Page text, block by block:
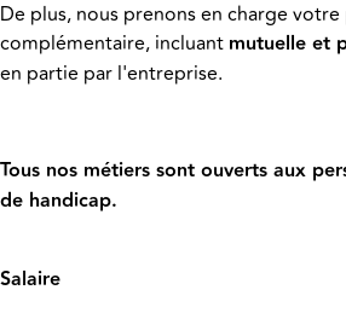
De plus, nous prenons en charge
complémentaire, incluant mutuelle et
en partie par l'entreprise.
Tous nos métiers sont ouverts aux
de handicap.
Salaire